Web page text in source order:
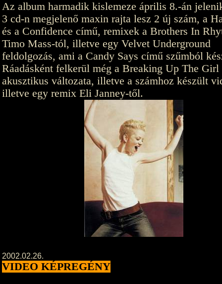
Az album harmadik kislemeze április 8.-án
3 cd-n megjelenő maxin rajta lesz 2 új szám, a
és a Confidence című, remixek a Brothers In
Timo Mass-tól, illetve egy Velvet Underground
feldolgozás, ami a Candy Says című szűmból
Ráadásként felkerül még a Breaking Up The Girl
akusztikus változata, illetve a számhoz készült
illetve egy remix Eli Janney-től.
2002.02.26.
VIDEO KÉPREGÉNY